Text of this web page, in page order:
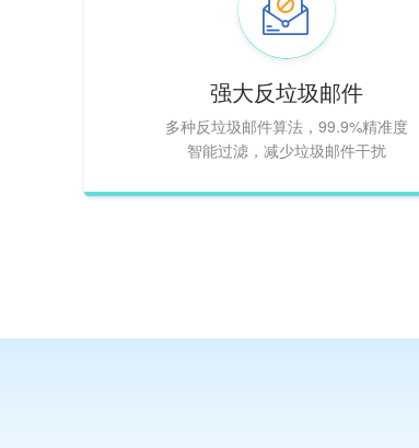
强大反垃圾邮件
多种反垃圾邮件算法，99.9%精准度
智能过滤，减少垃圾邮件干扰